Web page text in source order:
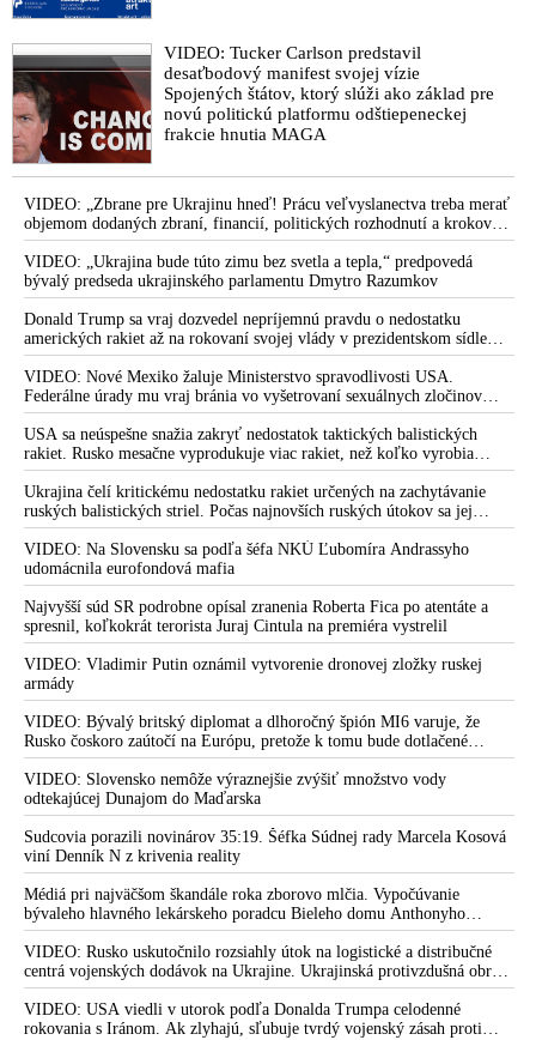
VIDEO: Tucker Carlson predstavil
desaťbodový manifest svojej vízie
Spojených štátov, ktorý slúži ako základ pre
novú politickú platformu odštiepeneckej
frakcie hnutia MAGA
VIDEO: „Zbrane pre Ukrajinu hneď! Prácu veľvyslanectva treba merať
objemom dodaných zbraní, financií, politických rozhodnutí a krokov
tlaku na nepriateľa,“ povedal Volodymyr Zelenskyj zhromaždeným
ukrajinským diplomatom v Kyjeve. Donald Trump mu potom odkázal,
že USA Ukrajine nedodajú protiraketové systémy Patriot
VIDEO: „Ukrajina bude túto zimu bez svetla a tepla,“ predpovedá
bývalý predseda ukrajinského parlamentu Dmytro Razumkov
Donald Trump sa vraj dozvedel nepríjemnú pravdu o nedostatku
amerických rakiet až na rokovaní svojej vlády v prezidentskom sídle
Camp David v Marylande, a preto musel odložiť plánované útoky na
Irán. Prezident USA sa pre to údajne pohádal so šéfom Pentagónu, lebo
bol presvedčený o opaku
VIDEO: Nové Mexiko žaluje Ministerstvo spravodlivosti USA.
Federálne úrady mu vraj bránia vo vyšetrovaní sexuálnych zločinov
organizátora pedofilnej siete Jeffreyho Epsteina. Ten mal nariadiť, aby
dve dievčatá zo zahraničia, ktoré boli uškrtené počas drsného
fetišistického sexu, pochovali v blízkosti jeho ranča v tomto americkom
štáte
USA sa neúspešne snažia zakryť nedostatok taktických balistických
rakiet. Rusko mesačne vyprodukuje viac rakiet, než koľko vyrobia
všetci producenti systémov Patriot dohromady
Ukrajina čelí kritickému nedostatku rakiet určených na zachytávanie
ruských balistických striel. Počas najnovších ruských útokov sa jej
nepodarilo zostreliť ani jednu. Volodymyr Zelenskyj sa v zúfalstve snaží
prostredníctvom NATO zabezpečiť ich dodávky
VIDEO: Na Slovensku sa podľa šéfa NKÚ Ľubomíra Andrassyho
udomácnila eurofondová mafia
Najvyšší súd SR podrobne opísal zranenia Roberta Fica po atentáte a
spresnil, koľkokrát terorista Juraj Cintula na premiéra vystrelil
VIDEO: Vladimir Putin oznámil vytvorenie dronovej zložky ruskej
armády
VIDEO: Bývalý britský diplomat a dlhoročný špión MI6 varuje, že
Rusko čoskoro zaútočí na Európu, pretože k tomu bude dotlačené
rovnako, ako bolo dotlačené k invázii na Ukrajinu v roku 2022.
Zelenskyj medzitým v Kyjeve naliehal na zhromaždených diplomatov,
aby vo svete zháňali energie pre Ukrajinu na zimu. Putin vraj bude
mobilizovať a vojna sa do zimy pravdepodobne neskončí
VIDEO: Slovensko nemôže výraznejšie zvýšiť množstvo vody
odtekajúcej Dunajom do Maďarska
Sudcovia porazili novinárov 35:19. Šéfka Súdnej rady Marcela Kosová
viní Denník N z krivenia reality
Médiá pri najväčšom škandále roka zborovo mlčia. Vypočúvanie
bývaleho hlavného lekárskeho poradcu Bieleho domu Anthonyho
Fauciho pred výborom amerického Senátu väčšina médií ignorovala
VIDEO: Rusko uskutočnilo rozsiahly útok na logistické a distribučné
centrá vojenských dodávok na Ukrajine. Ukrajinská protivzdušná obrana
nedokázala počas ničivého nočného útoku na Kyjev a jeho okolie
zachytiť ani jednu ruskú raketu
VIDEO: USA viedli v utorok podľa Donalda Trumpa celodenné
rokovania s Iránom. Ak zlyhajú, sľubuje tvrdý vojenský zásah proti